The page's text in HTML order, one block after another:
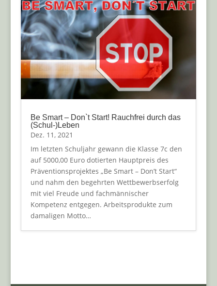
Be Smart – Don`t Start! Rauchfrei durch das
(Schul-)Leben
Dez. 11, 2021
Im letzten Schuljahr gewann die Klasse 7c den
auf 5000,00 Euro dotierten Hauptpreis des
Präventionsprojektes „Be Smart – Don’t Start“
und nahm den begehrten Wettbewerbserfolg
mit viel Freude und fachmännischer
Kompetenz entgegen. Arbeitsprodukte zum
damaligen Motto…